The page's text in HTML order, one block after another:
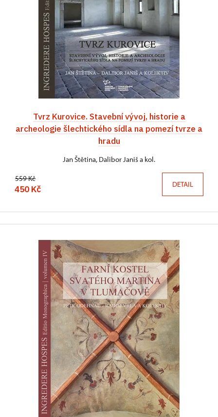
Tvrz Kurovice. Stavební vývoj, historie a
archeologie šlechtického sídla na pomezí tvrze a
hradu
Jan Štětina, Dalibor Janiš a kol.
559 Kč
450 Kč DETAIL